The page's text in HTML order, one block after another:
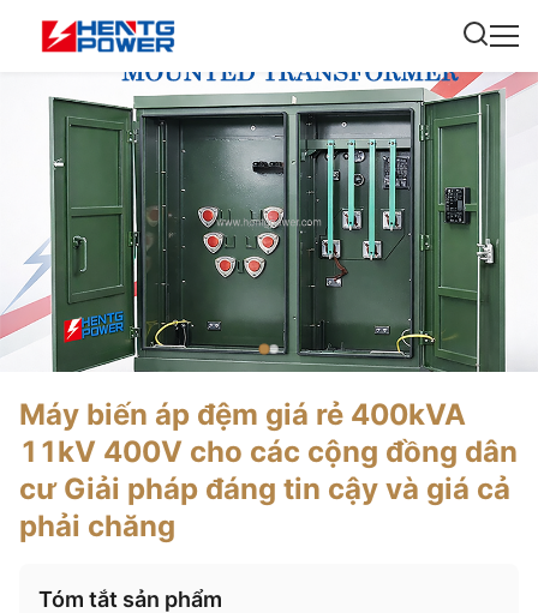
Máy biến áp đệm giá rẻ 400kVA
11kV 400V cho các cộng đồng dân
cư Giải pháp đáng tin cậy và giá cả
phải chăng
Tóm tắt sản phẩm